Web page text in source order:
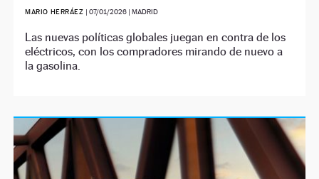
MARIO HERRÁEZ |07/01/2026 | MADRID
Las nuevas políticas globales juegan en contra de los
eléctricos, con los compradores mirando de nuevo a
la gasolina.